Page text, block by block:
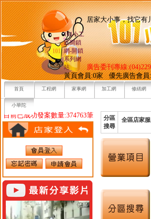
101小工
匠開鎖
網-開鎖
系列網
站
居家大小事，
廣告委刊專線
黃頁會員:0家 優先廣告會
首頁 工程網 家事網 加工網 修繕網
小華陀
目前已成功發案數量:374763筆
分區
搜尋
全區店家服